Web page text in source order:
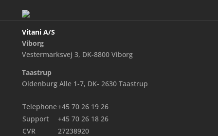
Vitani A/S
Viborg
Vestermarksvej 3, DK-8800 Viborg
Taastrup
Oldenburg Alle 1-7, DK- 2630 Taastrup
Telephone+45 70 26 19 26
Support
+45 70 26 18 26
CVR
27238920